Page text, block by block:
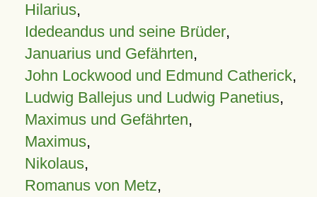
Hilarius,
Idedeandus und seine Brüder,
Januarius und Gefährten,
John Lockwood und Edmund Catherick,
Ludwig Ballejus und Ludwig Panetius,
Maximus und Gefährten,
Maximus,
Nikolaus,
Romanus von Metz,